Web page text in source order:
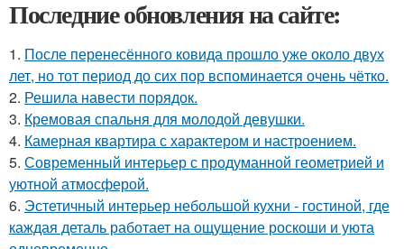
Последние обновления на сайте:
1. После перенесённого ковида прошло уже около двух
лет, но тот период до сих пор вспоминается очень чётко.
2. Решила навести порядок.
3. Кремовая спальня для молодой девушки.
4. Камерная квартира с характером и настроением.
5. Современный интерьер с продуманной геометрией и
уютной атмосферой.
6. Эстетичный интерьер небольшой кухни - гостиной, где
каждая деталь работает на ощущение роскоши и уюта